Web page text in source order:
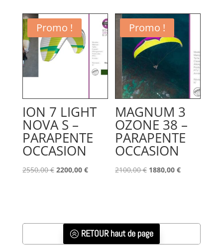
était :
1150,00 €.
est :
1030,00 €.
Promo !
ION 7 LIGHT
NOVA S –
PARAPENTE
OCCASION
2550,00€ Le
2200,00 €Le
Promo !
MAGNUM 3
OZONE 38 –
PARAPENTE
OCCASION
2100,00€ Le
1880,00€Le
RETOUR haut de page